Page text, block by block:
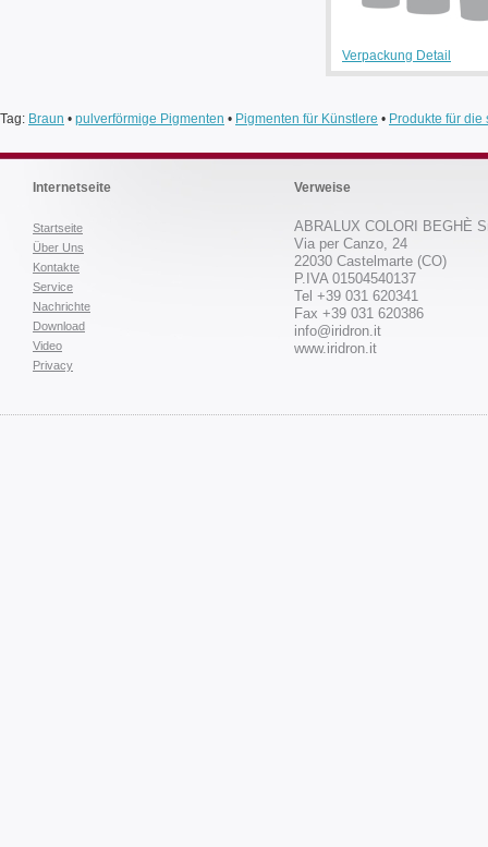
Verpackung Detail
Tag: Braun • pulverförmige Pigmenten • Pigmenten für Künstlere • Produkte für
Internetseite
Startseite
Über Uns
Kontakte
Service
Nachrichte
Download
Video
Privacy
Verweise
ABRALUX COLORI BEGHÈ
Via per Canzo, 24
22030 Castelmarte (CO)
P.IVA 01504540137
Tel +39 031 620341
Fax +39 031 620386
info@iridron.it
www.iridron.it